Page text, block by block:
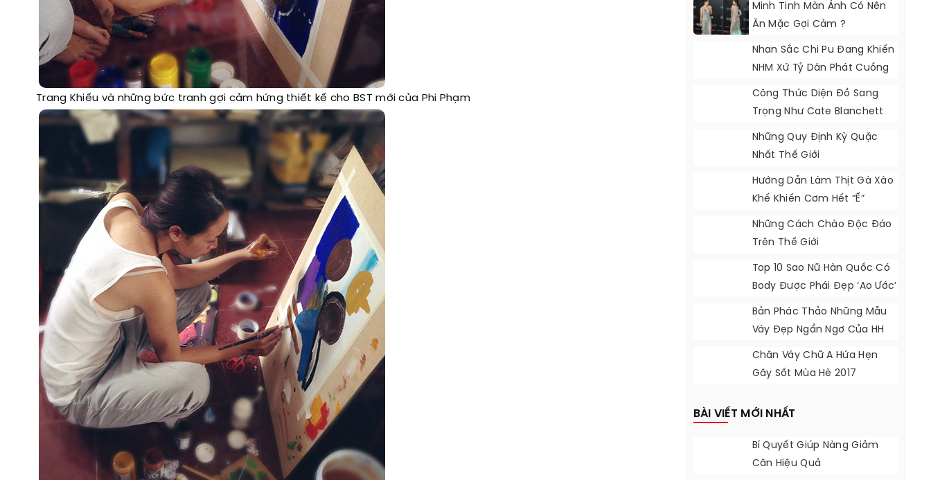
Trang Khiếu và những bức tranh gợi cảm hứng thiết kế cho BST mới của Phi Phạm
Minh Tinh Màn Ảnh Có Nên
Ăn Mặc Gợi Cảm ?
Nhan Sắc Chi Pu Đang Khiến
NHM Xứ Tỷ Dân Phát Cuồng
Công Thức Diện Đồ Sang
Trọng Như Cate Blanchett
Những Quy Định Kỳ Quặc
Nhất Thế Giới
Hướng Dẫn Làm Thịt Gà Xào
Khế Khiến Cơm Hết “ế”
Những Cách Chào Độc Đáo
Trên Thế Giới
Top 10 Sao Nữ Hàn Quốc Có
Body Được Phái Đẹp ‘ao Ước’
Có Được
Bản Phác Thảo Những Mẫu
Váy Đẹp Ngẩn Ngơ Của HH
Thu Thảo
Chân Váy Chữ A Hứa Hẹn
Gây Sốt Mùa Hè 2017
BÀI VIẾT MỚI NHẤT
Bí Quyết Giúp Nàng Giảm
Cân Hiệu Quả